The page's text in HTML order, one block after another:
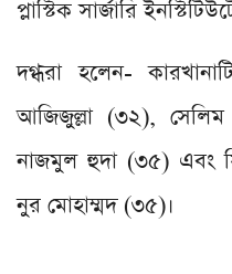
প্লাস্টিক সার্জারি
দগ্ধরা হলেন-
আজিজুল্লা (৩২),
নাজমুল হুদা (৩৫) এবং
নুর মোহাম্মদ (৩৫)।